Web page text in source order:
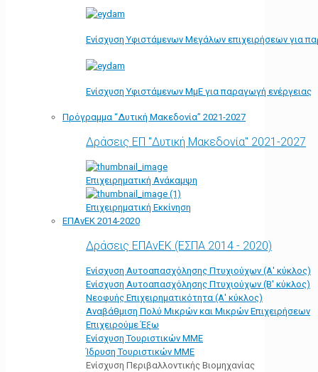
Ενίσχυση Υφιστάμενων Μεγάλων επιχειρήσεων για
Ενίσχυση Υφιστάμενων ΜμΕ για παραγωγή ενέργειας
Πρόγραμμα “Δυτική Μακεδονία” 2021-2027
Δράσεις ΕΠ "Δυτική Μακεδονία" 2021-2027
Επιχειρηματική Ανάκαμψη
Επιχειρηματική Εκκίνηση
ΕΠΑνΕΚ 2014-2020
Δράσεις ΕΠΑνΕΚ (ΕΣΠΑ 2014 - 2020)
Ενίσχυση Αυτοαπασχόλησης Πτυχιούχων (Α' κύκλος)
Ενίσχυση Αυτοαπασχόλησης Πτυχιούχων (Β' κύκλος)
Νεοφυής Επιχειρηματικότητα (Α' κύκλος)
Αναβάθμιση Πολύ Μικρών και Μικρών Επιχειρήσεων
Επιχειρούμε Έξω
Ενίσχυση Τουριστικών ΜΜΕ
Ίδρυση Τουριστικών ΜΜΕ
Ενίσχυση Περιβαλλοντικής Βιομηχανίας